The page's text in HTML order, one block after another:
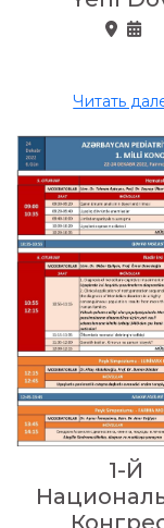
Читать
1-Й